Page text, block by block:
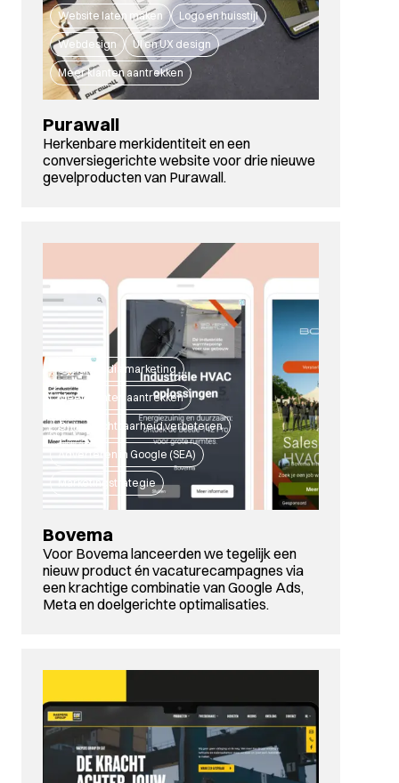
Website laten maken Logo en huisstijl
Webdesign UI en UX design
Meer klanten aantrekken
Purawall
Herkenbare merkidentiteit en een
conversiegerichte website voor drie nieuwe
gevelproducten van Purawall.
Social media marketing
Meer klanten aantrekken
Online zichtbaarheid verbeteren
Adverteren in Google (SEA)
Marketingstrategie
Bovema
Voor Bovema lanceerden we tegelijk een
nieuw product én vacaturecampagnes via
een krachtige combinatie van Google Ads,
Meta en doelgerichte optimalisaties.